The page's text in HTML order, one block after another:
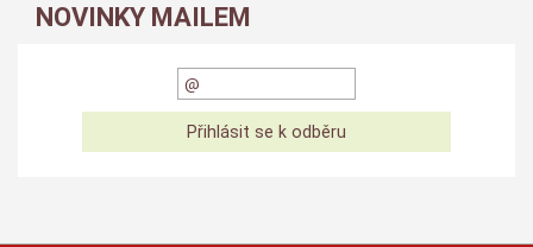
NOVINKY MAILEM